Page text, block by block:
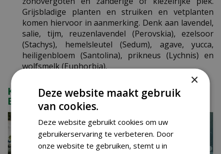
Grijsbladige planten en struiken en vetplanten
komen hiervoor in aanmerking. Denk aan lavendel,
salie, tijm, reuzenlavendel (Perovskia), ezelsoor
(Stachys), hemelsleutel (Sedum), agave, yucca,
heiligenbloem (Santolina), prikneus (Lychnis) en
wolfsmelk (Euphorbia).
KIJK OOK EENS NAAR DE VOLGENDE
BERICHTEN:
×
Deze website maakt gebruik
van cookies.
Deze website gebruikt cookies om uw
gebruikerservaring te verbeteren. Door
onze website te gebruiken, stemt u in